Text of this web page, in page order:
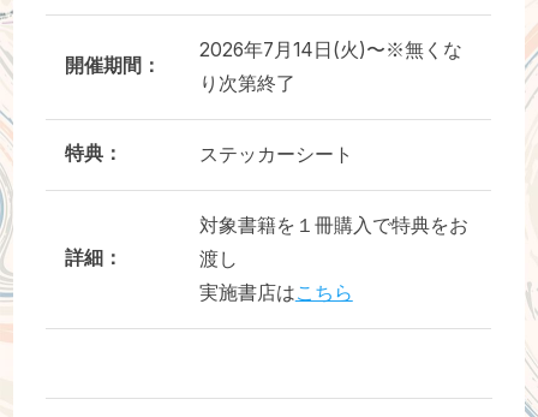
開催期間：
2026年7月14日(火)〜※無くな
り次第終了
特典： ステッカーシート
詳細：
対象書籍を１冊購入で特典をお
渡し
実施書店はこちら